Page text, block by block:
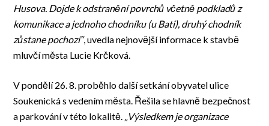
Husova. Dojde k odstranění povrchů včetně podkladů z
komunikace a jednoho chodníku (u Bati), druhý chodník
zůstane pochozí“, uvedla nejnovější informace k stavbě
mluvčí města Lucie Krčková.
V pondělí 26. 8. proběhlo další setkání obyvatel ulice
Soukenická s vedením města. Řešila se hlavně bezpečnost
a parkování v této lokalitě. „Výsledkem je organizace